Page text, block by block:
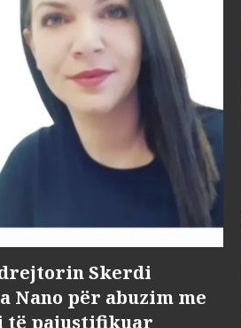
drejtorin Skerdi
Nano për abuzim me
të pajustifikuar